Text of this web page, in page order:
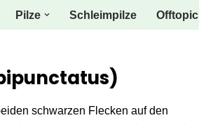
Pilze Schleimpilze Offtopic
schwarzen Flecken auf den